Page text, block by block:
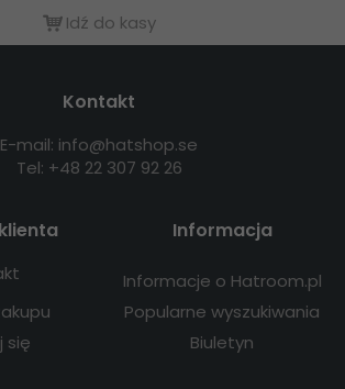
Idź do kasy
Kontakt
E-mail: info@hatshop.se
Tel: +48 22 307 92 26
się
Informacja
Informacje o Hatroom.pl
Popularne wyszukiwania
Biuletyn